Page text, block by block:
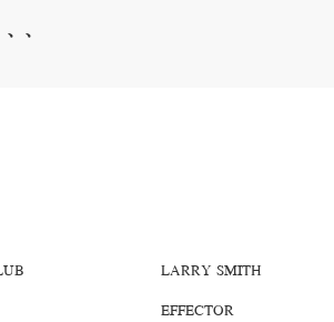
、
LARRY SMITH
EFFECTOR